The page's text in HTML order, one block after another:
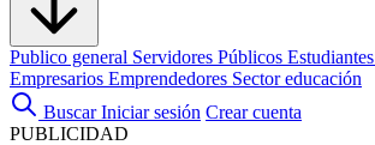
Publico general Servidores Públicos Estudiantes
Empresarios Emprendedores Sector educación
Buscar Iniciar sesión Crear cuenta
PUBLICIDAD